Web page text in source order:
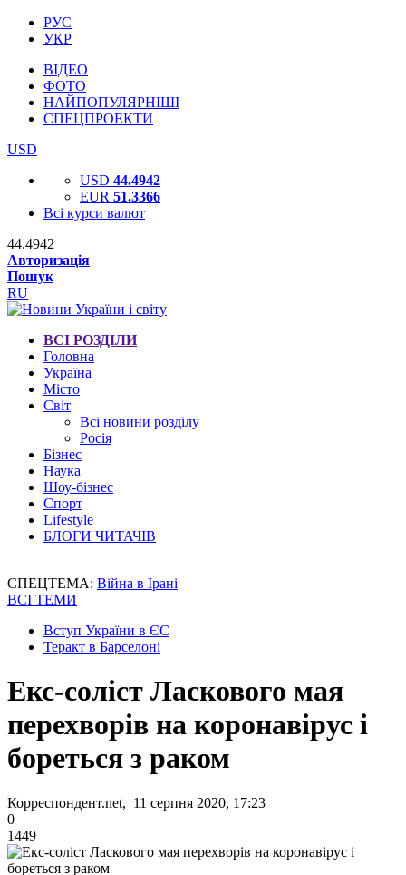
РУС
УКР
ВІДЕО
ФОТО
НАЙПОПУЛЯРНІШІ
СПЕЦПРОЕКТИ
USD
USD 44.4942
EUR 51.3366
Всі курси валют
44.4942
Авторизація
Пошук
RU
ВСІ РОЗДІЛИ
Головна
Україна
Місто
Світ
Всі новини розділу
Росія
Бізнес
Наука
Шоу-бізнес
Спорт
Lifestyle
БЛОГИ ЧИТАЧІВ
СПЕЦТЕМА: Війна в Ірані
ВСІ ТЕМИ
Вступ України в ЄС
Теракт в Барселоні
Екс-соліст Ласкового мая
перехворів на коронавірус і
бореться з раком
Корреспондент.net, 11 серпня 2020, 17:23
0
1449